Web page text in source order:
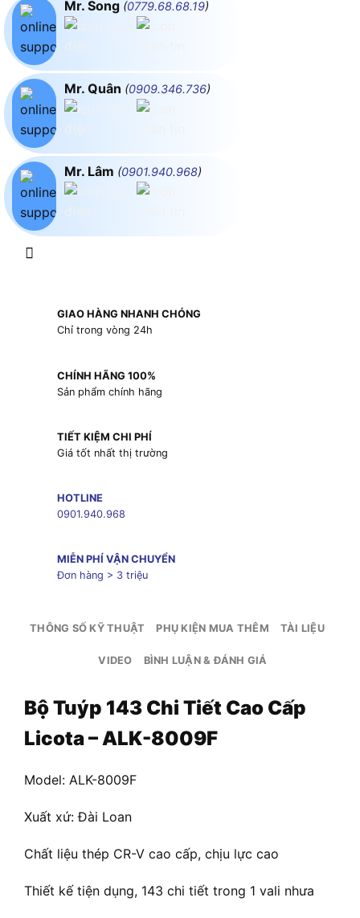
Mr. Song (0779.68.68.19)
Mr. Quân (0909.346.736)
Mr. Lâm (0901.940.968)
GIAO HÀNG NHANH CHÓNG
Chỉ trong vòng 24h
CHÍNH HÃNG 100%
Sản phẩm chính hãng
TIẾT KIỆM CHI PHÍ
Giá tốt nhất thị trường
HOTLINE
0901.940.968
MIỄN PHÍ VẬN CHUYỂN
Đơn hàng > 3 triệu
THÔNG SỐ KỸ THUẬT PHỤ KIỆN MUA THÊM TÀI LIỆU
VIDEO BÌNH LUẬN & ĐÁNH GIÁ
Bộ Tuýp 143 Chi Tiết Cao Cấp
Licota – ALK-8009F
Model: ALK-8009F
Xuất xứ: Đài Loan
Chất liệu thép CR-V cao cấp, chịu lực cao
Thiết kế tiện dụng, 143 chi tiết trong 1 vali nhưa